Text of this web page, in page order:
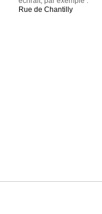
Rue de Chantilly